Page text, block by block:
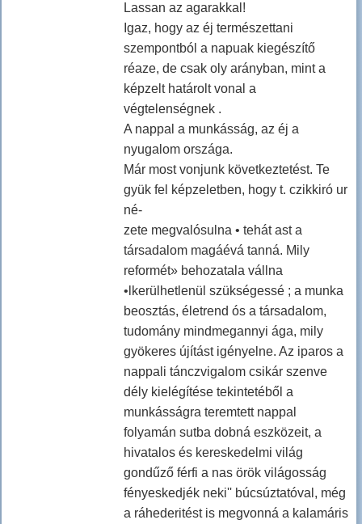
Lassan az agarakkal!
Igaz, hogy az éj természettani
szempontból a napuak kiegészítő
réaze, de csak oly arányban, mint a
képzelt határolt vonal a
végtelenségnek .
A nappal a munkásság, az éj a
nyugalom országa.
Már most vonjunk következtetést. Te
gyük fel képzeletben, hogy t. czikkiró ur
né-
zete megvalósulna • tehát ast a
társadalom magáévá tanná. Mily
reformét» behozatala vállna
•lkerülhetlenül szükségessé ; a munka
beosztás, életrend ós a társadalom,
tudomány mindmegannyi ága, mily
gyökeres újítást igényelne. Az iparos a
nappali tánczvigalom csikár szenve
dély kielégítése tekintetéből a
munkásságra teremtett nappal
folyamán sutba dobná eszközeit, a
hivatalos és kereskedelmi világ
gondűző férfi a nas örök világosság
fényeskedjék neki'' búcsúztatóval, még
a ráhederitést is megvonná a kalamáris